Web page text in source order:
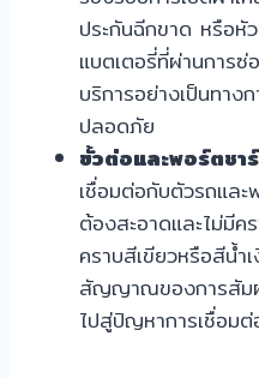
ประกันฉีกขาด หรือหั
แบตเตอรี่ที่ผ่านการซ่
บริการอย่างเป็นทาง
ปลอดภัย
ขั้วต่อและพอร์ตชา
เชื่อมต่อกับตัวรถแล
ต้องสะอาดและไม่มี
คราบสีเขียวหรือสีน้ำ
สัญญาณของการสัม
ไปสู่ปัญหาการเชื่อม